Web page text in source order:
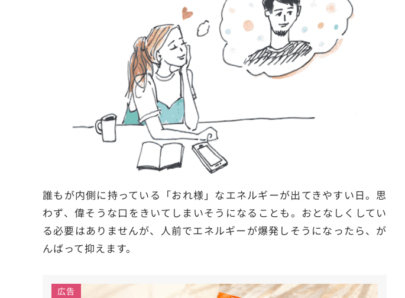
誰もが内側に持っている「おれ様」なエネルギーが出てきやすい日。思
わず、偉そうな口をきいてしまいそうになることも。おとなしくしてい
る必要はありませんが、人前でエネルギーが爆発しそうになったら、が
んばって抑えます。
広告